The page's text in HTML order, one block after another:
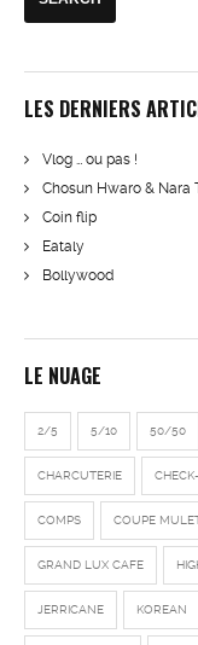
LES DERNIERS
Vlog … ou pas !
Chosun Hwaro & Nara
Coin flip
Eataly
Bollywood
LE NUAGE
2/5 5/10 50/50
CHARCUTERIE
COMPS COUPE
GRAND LUX CAFE
JERRICANE KOREAN